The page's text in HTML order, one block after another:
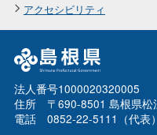
アクセシビリティ
法人番号1000020320005
住所 〒690-8501 島根県松
電話 0852-22-5111（代表）